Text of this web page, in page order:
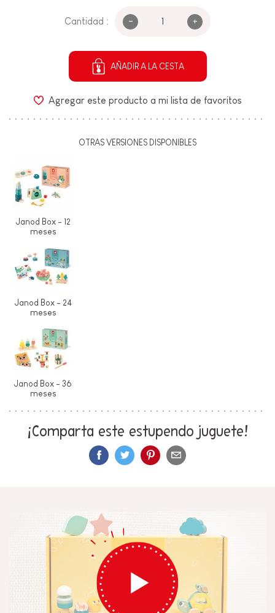
Cantidad : - +
AÑADIR A LA CESTA
Agregar este producto a mi lista de favoritos
OTRAS VERSIONES DISPONIBLES
Janod Box - 12
meses
Janod Box - 24
meses
Janod Box - 36
meses
¡Comparta este estupendo juguete!